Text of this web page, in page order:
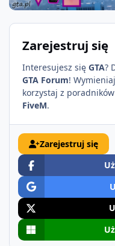
Zarejestruj się
Interesujesz się GTA?
GTA Forum!
korzystaj z
FiveM.
Zarejestruj się